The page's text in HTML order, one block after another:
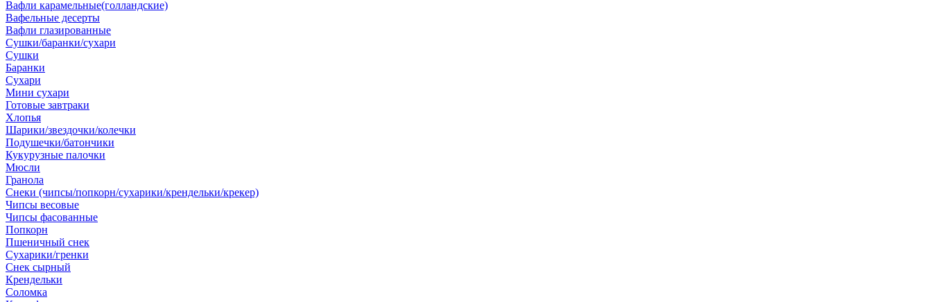
Вафли карамельные(голландские)
Вафельные десерты
Вафли глазированные
Сушки/баранки/сухари
Сушки
Баранки
Сухари
Мини сухари
Готовые завтраки
Хлопья
Шарики/звездочки/колечки
Подушечки/батончики
Кукурузные палочки
Мюсли
Гранола
Снеки (чипсы/попкорн/сухарики/крендельки/крекер)
Чипсы весовые
Чипсы фасованные
Попкорн
Пшеничный снек
Сухарики/гренки
Снек сырный
Крендельки
Соломка